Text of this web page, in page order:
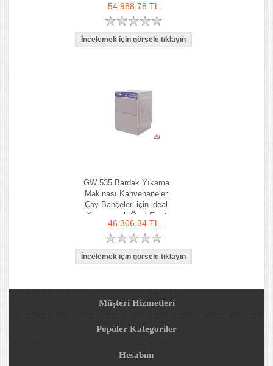
54.988,78 TL
GW 535 Bardak Yıkama
Makinası Kahvehaneler
Çay Bahçeleri için ideal
Kampanyalı Özel Fiyat
46.306,34 TL
Müşteri Hizmetleri
Popüler Kategoriler
Hesabım